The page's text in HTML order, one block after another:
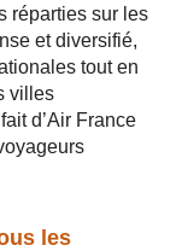
réparties sur les
et diversifié,
tout en
villes
d’Air France
les